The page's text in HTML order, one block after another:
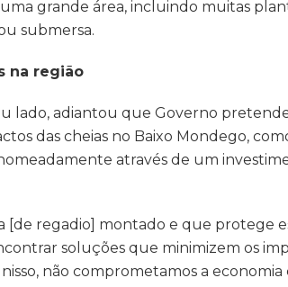
grande área, incluindo muitas
submersa.
na região
lado, adiantou que Governo
das cheias no Baixo Mondego,
através de um
[de regadio] montado e que protege
soluções que minimizem os
não comprometamos a economia